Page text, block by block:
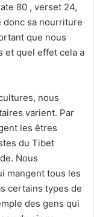
80 , verset 24,
donc sa nourriture
que nous
et quel effet cela a
nous
varient. Par
les êtres
du Tibet
Nous
mangent tous les
certains types de
des gens qui